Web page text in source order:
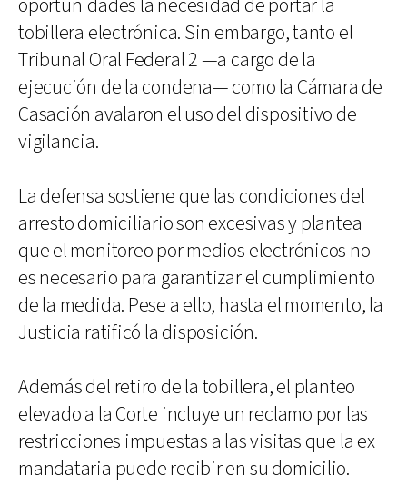
oportunidades la necesidad de portar la
tobillera electrónica. Sin embargo, tanto el
Tribunal Oral Federal 2 —a cargo de la
ejecución de la condena— como la Cámara de
Casación avalaron el uso del dispositivo de
vigilancia.
La defensa sostiene que las condiciones del
arresto domiciliario son excesivas y plantea
que el monitoreo por medios electrónicos no
es necesario para garantizar el cumplimiento
de la medida. Pese a ello, hasta el momento, la
Justicia ratificó la disposición.
Además del retiro de la tobillera, el planteo
elevado a la Corte incluye un reclamo por las
restricciones impuestas a las visitas que la ex
mandataria puede recibir en su domicilio.